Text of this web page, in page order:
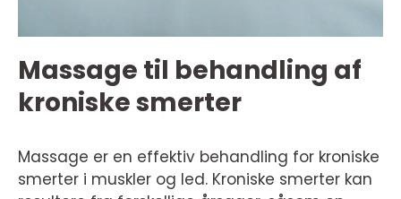
Massage til behandling af
kroniske smerter
Massage er en effektiv behandling for kroniske
smerter i muskler og led. Kroniske smerter kan